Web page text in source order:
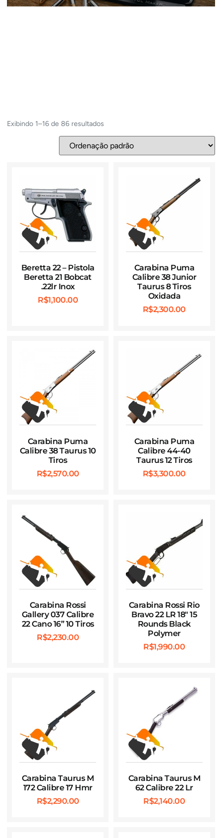
Exibindo 1–16 de 86 resultados
Beretta 22 – Pistola
Beretta 21 Bobcat
.22lr Inox
R$1,100.00
Carabina Puma
Calibre 38 Junior
Taurus 8 Tiros
Oxidada
R$2,300.00
Carabina Puma
Calibre 38 Taurus 10
Tiros
R$2,570.00
Carabina Puma
Calibre 44-40
Taurus 12 Tiros
R$3,300.00
Carabina Rossi
Gallery 037 Calibre
22 Cano 16” 10 Tiros
R$2,230.00
Carabina Rossi Rio
Bravo 22 LR 18″ 15
Rounds Black
Polymer
R$1,990.00
Carabina Taurus M
172 Calibre 17 Hmr
R$2,290.00
Carabina Taurus M
62 Calibre 22 Lr
R$2,140.00